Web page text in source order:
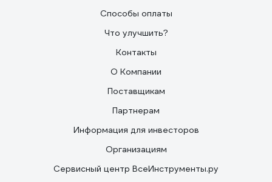
Способы оплаты
Что улучшить?
Контакты
О Компании
Поставщикам
Партнерам
Информация для инвесторов
Организациям
Сервисный центр ВсеИнструменты.ру